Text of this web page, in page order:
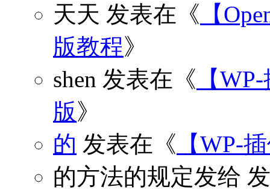
天天 发表在《 【
版教程》
shen 发表在《 【
版》
的 发表在《 【WP-
的方法的规定发给